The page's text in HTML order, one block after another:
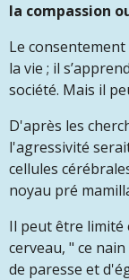
la compassion
Le
la vie ; il
société. Mais il
D'après les
l'agressivité
cellules
noyau pré
Il peut être limité
cerveau, " ce
de paresse et